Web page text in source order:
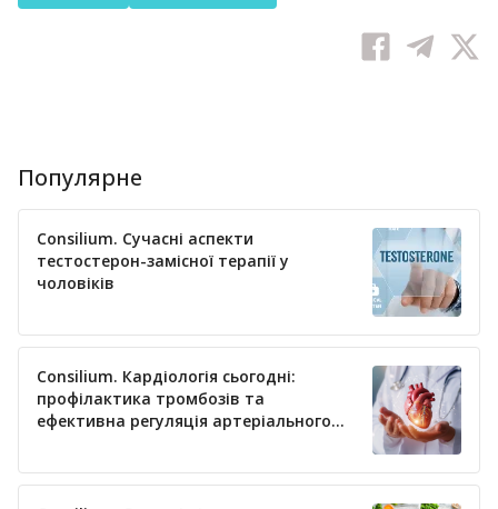
Популярне
Consilium. Сучасні аспекти
тестостерон-замісної терапії у
чоловіків
Consilium. Кардіологія сьогодні:
профілактика тромбозів та
ефективна регуляція артеріального